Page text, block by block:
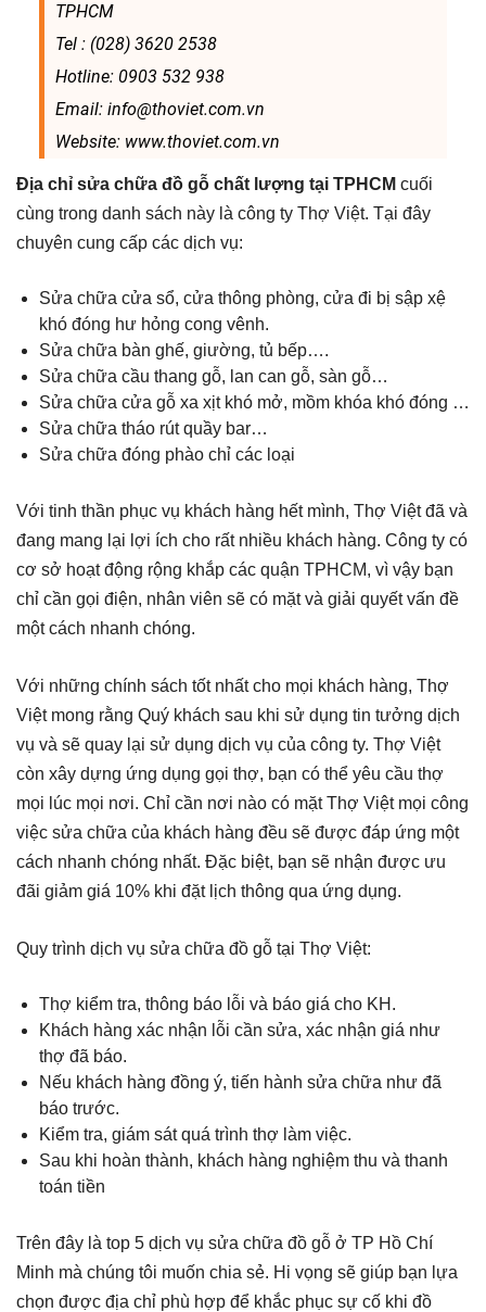
TPHCM
Tel : (028) 3620 2538
Hotline: 0903 532 938
Email: info@thoviet.com.vn
Website: www.thoviet.com.vn
Địa chỉ sửa chữa đồ gỗ chất lượng tại TPHCM cuối
cùng trong danh sách này là công ty Thợ Việt. Tại đây
chuyên cung cấp các dịch vụ:
Sửa chữa cửa sổ, cửa thông phòng, cửa đi bị sập xệ
khó đóng hư hỏng cong vênh.
Sửa chữa bàn ghế, giường, tủ bếp….
Sửa chữa cầu thang gỗ, lan can gỗ, sàn gỗ…
Sửa chữa cửa gỗ xa xịt khó mở, mồm khóa khó đóng …
Sửa chữa tháo rút quầy bar…
Sửa chữa đóng phào chỉ các loại
Với tinh thần phục vụ khách hàng hết mình, Thợ Việt đã và
đang mang lại lợi ích cho rất nhiều khách hàng. Công ty có
cơ sở hoạt động rộng khắp các quận TPHCM, vì vậy bạn
chỉ cần gọi điện, nhân viên sẽ có mặt và giải quyết vấn đề
một cách nhanh chóng.
Với những chính sách tốt nhất cho mọi khách hàng, Thợ
Việt mong rằng Quý khách sau khi sử dụng tin tưởng dịch
vụ và sẽ quay lại sử dụng dịch vụ của công ty. Thợ Việt
còn xây dựng ứng dụng gọi thợ, bạn có thể yêu cầu thợ
mọi lúc mọi nơi. Chỉ cần nơi nào có mặt Thợ Việt mọi công
việc sửa chữa của khách hàng đều sẽ được đáp ứng một
cách nhanh chóng nhất. Đặc biệt, bạn sẽ nhận được ưu
đãi giảm giá 10% khi đặt lịch thông qua ứng dụng.
Quy trình dịch vụ sửa chữa đồ gỗ tại Thợ Việt:
Thợ kiểm tra, thông báo lỗi và báo giá cho KH.
Khách hàng xác nhận lỗi cần sửa, xác nhận giá như
thợ đã báo.
Nếu khách hàng đồng ý, tiến hành sửa chữa như đã
báo trước.
Kiểm tra, giám sát quá trình thợ làm việc.
Sau khi hoàn thành, khách hàng nghiệm thu và thanh
toán tiền
Trên đây là top 5 dịch vụ sửa chữa đồ gỗ ở TP Hồ Chí
Minh mà chúng tôi muốn chia sẻ. Hi vọng sẽ giúp bạn lựa
chọn được địa chỉ phù hợp để khắc phục sự cố khi đồ